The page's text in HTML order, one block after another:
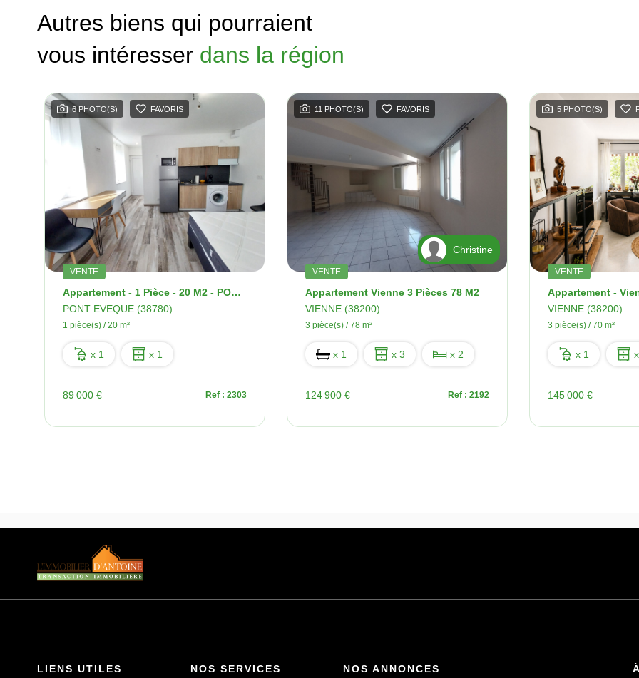
Autres biens qui pourraient
vous intéresser dans la région
6 PHOTO(S) FAVORIS
VENTE
Appartement - 1 Pièce - 20 M2 - PONT EVEQUE
PONT EVEQUE (38780)
1 pièce(s) / 20 m²
x 1 x 1
89 000 € Ref : 2303
11 PHOTO(S) FAVORIS
Christine
VENTE
Appartement Vienne 3 Pièces 78 M2
VIENNE (38200)
3 pièce(s) / 78 m²
x 1 x 3 x 2
124 900 € Ref : 2192
5 PHOTO(S)
VENTE
VIENNE (38200)
3 pièce(s) / 70 m²
x 1
145 000 €
LIENS UTILES NOS SERVICES NOS ANNONCES